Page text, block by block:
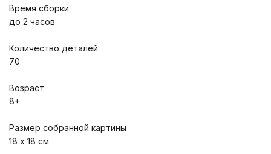
Время сборки
до 2 часов
Количество деталей
70
Возраст
8+
Размер собранной картины
18 х 18 см